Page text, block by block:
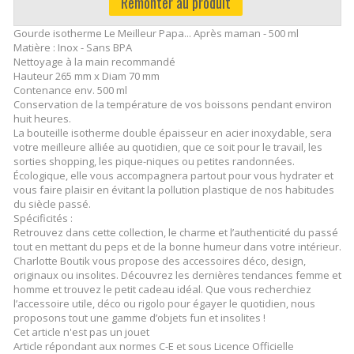
Gourde isotherme Le Meilleur Papa... Après maman - 500 ml
Matière : Inox - Sans BPA
Nettoyage à la main recommandé
Hauteur 265 mm x Diam 70 mm
Contenance env. 500 ml
Conservation de la température de vos boissons pendant environ
huit heures.
La bouteille isotherme double épaisseur en acier inoxydable, sera
votre meilleure alliée au quotidien, que ce soit pour le travail, les
sorties shopping, les pique-niques ou petites randonnées.
Écologique, elle vous accompagnera partout pour vous hydrater et
vous faire plaisir en évitant la pollution plastique de nos habitudes
du siècle passé.
Spécificités :
Retrouvez dans cette collection, le charme et l’authenticité du passé
tout en mettant du peps et de la bonne humeur dans votre intérieur.
Charlotte Boutik vous propose des accessoires déco, design,
originaux ou insolites. Découvrez les dernières tendances femme et
homme et trouvez le petit cadeau idéal. Que vous recherchiez
l’accessoire utile, déco ou rigolo pour égayer le quotidien, nous
proposons tout une gamme d’objets fun et insolites !
Cet article n'est pas un jouet
Article répondant aux normes C-E et sous Licence Officielle